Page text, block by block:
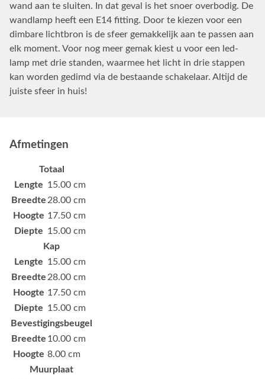
wand aan te sluiten. In dat geval is het snoer overbodig. De
wandlamp heeft een E14 fitting. Door te kiezen voor een
dimbare lichtbron is de sfeer gemakkelijk aan te passen aan
elk moment. Voor nog meer gemak kiest u voor een led-
lamp met drie standen, waarmee het licht in drie stappen
kan worden gedimd via de bestaande schakelaar. Altijd de
juiste sfeer in huis!
Afmetingen
Totaal
Lengte 15.00 cm
Breedte 28.00 cm
Hoogte 17.50 cm
Diepte 15.00 cm
Kap
Lengte 15.00 cm
Breedte 28.00 cm
Hoogte 17.50 cm
Diepte 15.00 cm
Bevestigingsbeugel
Breedte 10.00 cm
Hoogte 8.00 cm
Muurplaat